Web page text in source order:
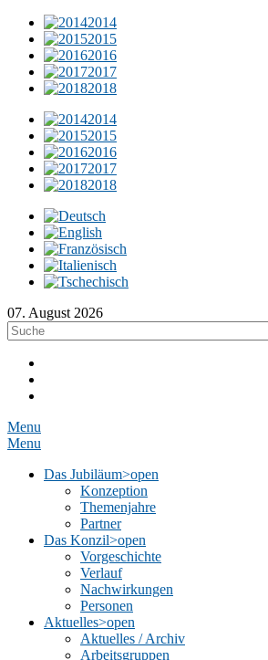
2014
2015
2016
2017
2018
2014
2015
2016
2017
2018
07. August 2026
Menu
Menu
Das Jubiläum>open
Konzeption
Themenjahre
Partner
Das Konzil>open
Vorgeschichte
Verlauf
Nachwirkungen
Personen
Aktuelles>open
Aktuelles / Archiv
Arbeitsgruppen